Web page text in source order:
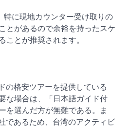
特に現地カウンター受け取りの
とがあるので余裕を持ったスケ
ことが推奨されます。
の格安ツアーを提供している
な場合は、「日本語ガイド付
を選んだ方が無難である。ま
であるため、台湾のアクティビ